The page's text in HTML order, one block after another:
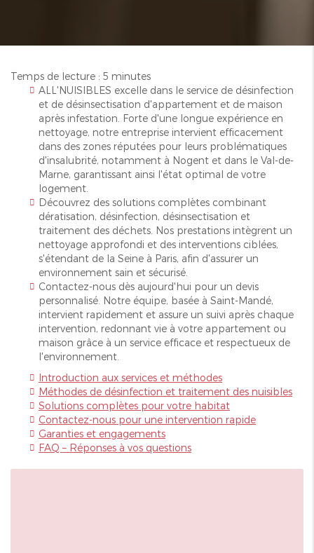
Temps de lecture : 5 minutes
ALL'NUISIBLES excelle dans le service de désinfection
et de désinsectisation d'appartement et de maison
après infestation. Forte d'une longue expérience en
nettoyage, notre entreprise intervient efficacement
dans des zones réputées pour leurs problématiques
d'insalubrité, notamment à Nogent et dans le Val-de-
Marne, garantissant ainsi l'état optimal de votre
logement.
Découvrez des solutions complètes combinant
dératisation, désinfection, désinsectisation et
traitement des déchets. Nos prestations intègrent un
nettoyage approfondi et des interventions ciblées,
s'étendant de la Seine à Paris, afin d'assurer un
environnement sain et sécurisé.
Contactez-nous dès aujourd'hui pour un devis
personnalisé. Notre équipe, basée à Saint-Mandé,
intervient rapidement et assure un suivi après chaque
intervention, redonnant vie à votre appartement ou
maison grâce à un service efficace et respectueux de
l'environnement.
Introduction aux services et méthodes
Méthodes de désinfection et traitement des nuisibles
Solutions complètes pour votre habitat
Contactez-nous pour une intervention rapide
Garanties et engagements
FAQ – Réponses à vos questions